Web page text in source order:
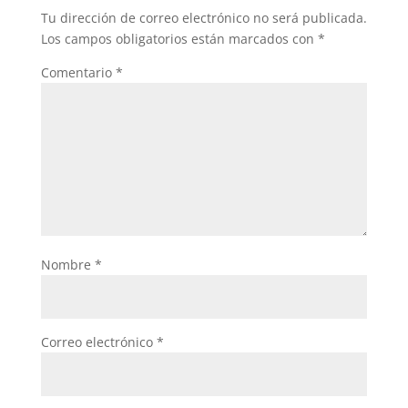
Tu dirección de correo electrónico no será publicada.
Los campos obligatorios están marcados con *
Comentario *
Nombre *
Correo electrónico *